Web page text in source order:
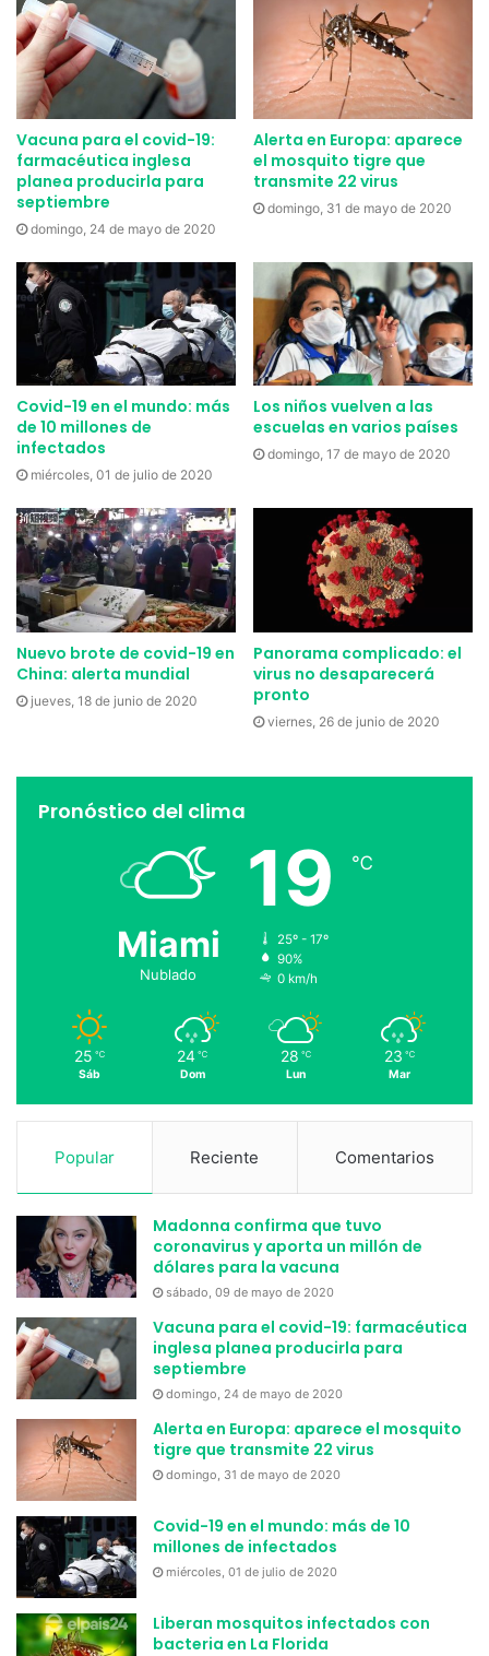
Entre otras noticias hace poco analizamos la probabilidad
de quealguien como tú pueda contagiarse de Coronavirus
¿Sabes qué tan probable es y qué deberías hacer si
realmente te contagias? ¡Apréndelo aquí!
Etiquetas América Latina Coronavirus
Curiosidades
Estilo de vida
Latinoamérica Mascarillas Salud
Vacuna para el covid-19:
farmacéutica inglesa
planea producirla para
septiembre
domingo, 24 de mayo de 2020
Alerta en Europa: aparece
el mosquito tigre que
transmite 22 virus
domingo, 31 de mayo de 2020
Covid-19 en el mundo: más
de 10 millones de
infectados
miércoles, 01 de julio de 2020
Los niños vuelven a las
escuelas en varios países
domingo, 17 de mayo de 2020
Nuevo brote de covid-19 en
China: alerta mundial
jueves, 18 de junio de 2020
Panorama complicado: el
virus no desaparecerá
pronto
viernes, 26 de junio de 2020
Pronóstico del clima
Miami
Nublado
19 ℃
25º - 17º
90%
0 km/h
25 ℃
Sáb
24 ℃
Dom
28 ℃
Lun
23 ℃
Mar
Popular Reciente Comentarios
Madonna confirma que tuvo
coronavirus y aporta un millón de
dólares para la vacuna
sábado, 09 de mayo de 2020
Vacuna para el covid-19: farmacéutica
inglesa planea producirla para
septiembre
domingo, 24 de mayo de 2020
Alerta en Europa: aparece el mosquito
tigre que transmite 22 virus
domingo, 31 de mayo de 2020
Covid-19 en el mundo: más de 10
millones de infectados
miércoles, 01 de julio de 2020
Liberan mosquitos infectados con
bacteria en La Florida